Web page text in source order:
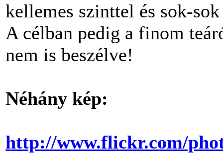
kellemes szinttel és sok-
A célban pedig a finom
nem is beszélve!
Néhány kép:
http://www.flickr.com/